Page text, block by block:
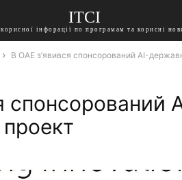
ITCI
корисної інфорації по програмам та корисні
В ОАЕ з’явився спонсорований AI-
спонсорований
проект